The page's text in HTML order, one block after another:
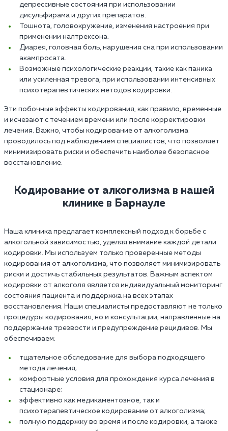
депрессивные состояния при использовании
дисульфирама и других препаратов.
Тошнота, головокружение, изменения настроения при
применении налтрексона.
Диарея, головная боль, нарушения сна при использовании
акампросата.
Возможные психологические реакции, такие как паника
или усиленная тревога, при использовании интенсивных
психотерапевтических методов кодировки.
Эти побочные эффекты кодирования, как правило, временные
и исчезают с течением времени или после корректировки
лечения. Важно, чтобы кодирование от алкоголизма
проводилось под наблюдением специалистов, что позволяет
минимизировать риски и обеспечить наиболее безопасное
восстановление.
Кодирование от алкоголизма в нашей
клинике в Барнауле
Наша клиника предлагает комплексный подход к борьбе с
алкогольной зависимостью, уделяя внимание каждой детали
кодировки. Мы используем только проверенные методы
кодирования от алкоголизма, что позволяет минимизировать
риски и достичь стабильных результатов. Важным аспектом
кодировки от алкоголя является индивидуальный мониторинг
состояния пациента и поддержка на всех этапах
восстановления. Наши специалисты предоставляют не только
процедуры кодирования, но и консультации, направленные на
поддержание трезвости и предупреждение рецидивов. Мы
обеспечиваем:
тщательное обследование для выбора подходящего
метода лечения;
комфортные условия для прохождения курса лечения в
стационаре;
эффективно как медикаментозное, так и
психотерапевтическое кодирование от алкоголизма;
полную поддержку во время и после кодировки, а также